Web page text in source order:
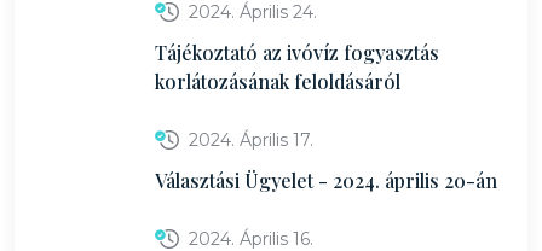
2024. Április 24.
Tájékoztató az ivóvíz fogyasztás
korlátozásának feloldásáról
2024. Április 17.
Választási Ügyelet - 2024. április 20-án
2024. Április 16.